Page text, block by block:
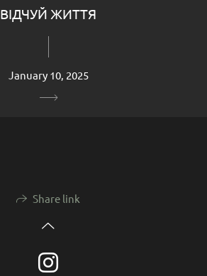
ВІДЧУЙ ЖИТТЯ
January 10, 2025
Share link